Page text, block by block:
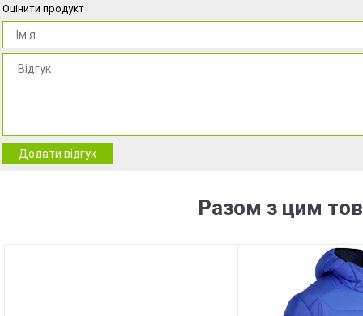
Оцінити продукт
Додати відгук
Разом з цим